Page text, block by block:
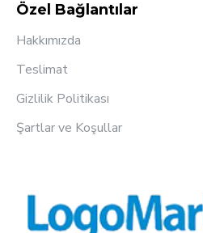
Özel Bağlantılar
Hakkımızda
Teslimat
Gizlilik Politikası
Şartlar ve Koşullar